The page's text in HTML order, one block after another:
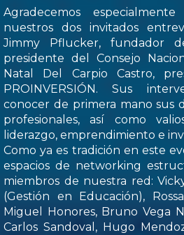
Agradecemos
nuestros dos invitados
Jimmy Pflucker, fundador
presidente del Consejo
Natal Del Carpio Castro,
PROINVERSIÓN. Sus
conocer de primera mano sus
profesionales, así como
liderazgo, emprendimiento e
Como ya es tradición en este
espacios de networking
miembros de nuestra red:
(Gestión en Educación),
Miguel Honores, Bruno Vega
Carlos Sandoval, Hugo